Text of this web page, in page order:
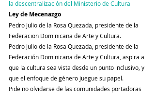
la descentralización del Ministerio de Cultura
Ley de Mecenazgo
Pedro Julio de la Rosa Quezada, presidente de la
Federacion Dominicana de Arte y Cultura.
Pedro Julio de la Rosa Quezada, presidente de la
Federación Dominicana de Arte y Cultura, aspira a
que la cultura sea vista desde un punto inclusivo, y
que el enfoque de género juegue su papel.
Pide no olvidarse de las comunidades portadoras